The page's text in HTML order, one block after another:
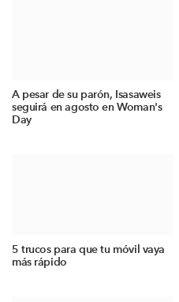
A pesar de su parón, Isasaweis
seguirá en agosto en Woman's
Day
5 trucos para que tu móvil vaya
más rápido